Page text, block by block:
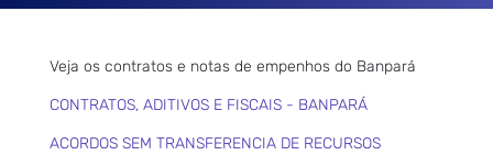
Veja os contratos e notas de empenhos do Banpará
CONTRATOS, ADITIVOS E FISCAIS - BANPARÁ
ACORDOS SEM TRANSFERENCIA DE RECURSOS